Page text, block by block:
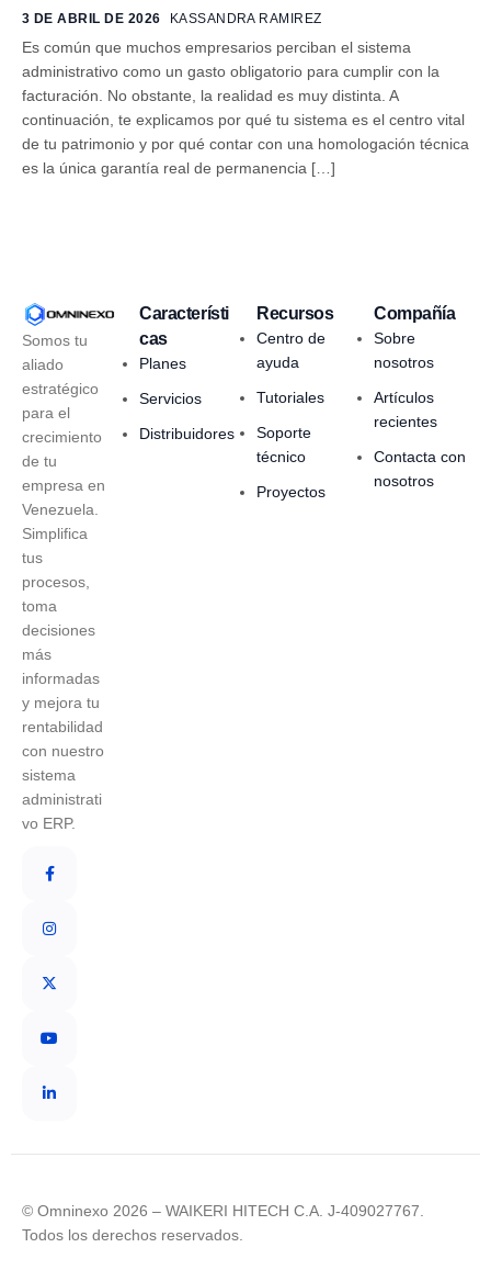
3 DE ABRIL DE 2026 KASSANDRA RAMIREZ
Es común que muchos empresarios perciban el sistema
administrativo como un gasto obligatorio para cumplir con la
facturación. No obstante, la realidad es muy distinta. A
continuación, te explicamos por qué tu sistema es el centro vital
de tu patrimonio y por qué contar con una homologación técnica
es la única garantía real de permanencia […]
Somos tu
aliado
estratégico
para el
crecimiento
de tu
empresa en
Venezuela.
Simplifica
tus
procesos,
toma
decisiones
más
informadas
y mejora tu
rentabilidad
con nuestro
sistema
administrati
vo ERP.
Característi
cas
Planes
Servicios
Distribuidores
Recursos
Centro de
ayuda
Tutoriales
Soporte
técnico
Proyectos
Compañía
Sobre
nosotros
Artículos
recientes
Contacta con
nosotros
© Omninexo 2026 – WAIKERI HITECH C.A. J-409027767.
Todos los derechos reservados.